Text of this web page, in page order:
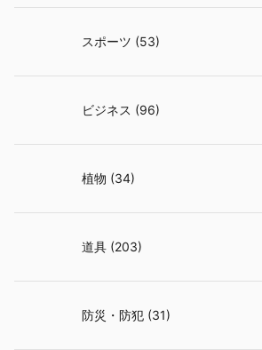
スポーツ (53)
ビジネス (96)
植物 (34)
道具 (203)
防災・防犯 (31)